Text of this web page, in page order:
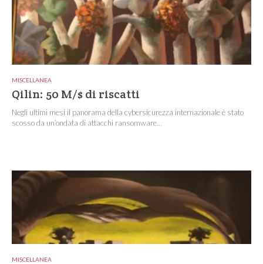
MISCELLANEA
Qilin: 50 M/$ di riscatti
Negli ultimi mesi il panorama della cybersicurezza internazionale è stato
scosso da un’ondata di attacchi ransomware...
MISCELLANEA